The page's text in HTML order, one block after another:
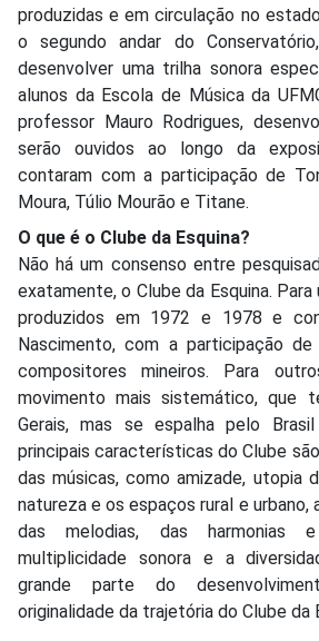
produzidas e em circulação no
o segundo andar do
desenvolver uma trilha sonora
alunos da Escola de Música da
professor Mauro Rodrigues,
serão ouvidos ao longo da
contaram com a participação de
Moura, Túlio Mourão e Titane.
O que é o Clube da Esquina?
Não há um consenso entre
exatamente, o Clube da Esquina.
produzidos em 1972 e 1978 e
Nascimento, com a participação
compositores mineiros. Para
movimento mais sistemático, que
Gerais, mas se espalha pelo
principais características do Clube
das músicas, como amizade, utopia
natureza e os espaços rural e urbano,
das melodias, das harmonias
multiplicidade sonora e a
grande parte do
originalidade da trajetória do Clube da